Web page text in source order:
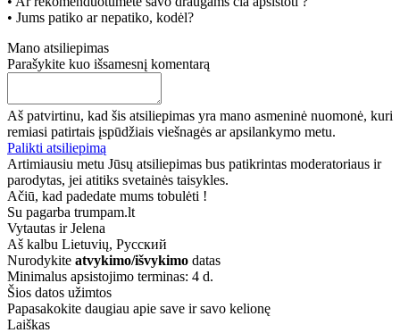
• Jums patiko ar nepatiko, kodėl?
Mano atsiliepimas
Parašykite kuo išsamesnį komentarą
Aš patvirtinu, kad šis atsiliepimas yra mano asmeninė nuomonė, kuri
remiasi patirtais įspūdžiais viešnagės ar apsilankymo metu.
Palikti atsiliepimą
Artimiausiu metu Jūsų atsiliepimas bus patikrintas moderatoriaus ir
parodytas, jei atitiks svetainės taisykles.
Ačiū, kad padedate mums tobulėti !
Su pagarba trumpam.lt
Vytautas ir Jelena
Aš kalbu Lietuvių, Русский
Nurodykite atvykimo/išvykimo datas
Minimalus apsistojimo terminas: 4 d.
Šios datos užimtos
Papasakokite daugiau apie save ir savo kelionę
Laiškas